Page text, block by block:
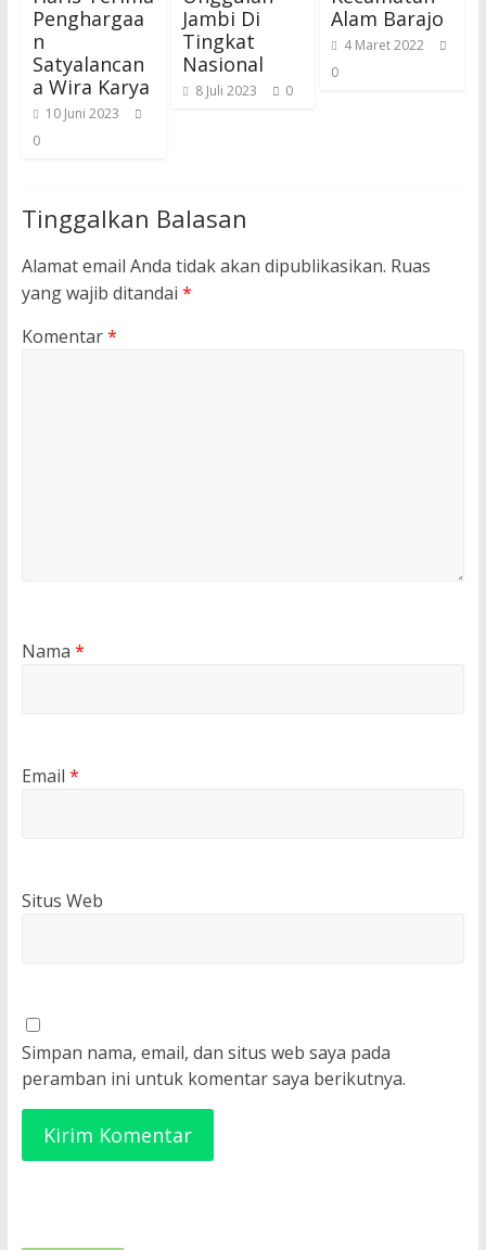
Penghargaa
n
Satyalancan
a Wira Karya
10 Juni 2023
0
Jambi Di
Tingkat
Nasional
8 Juli 2023 0
Alam Barajo
4 Maret 2022
0
Tinggalkan Balasan
Alamat email Anda tidak akan dipublikasikan. Ruas
yang wajib ditandai *
Komentar*
Nama *
Email *
Situs Web
Simpan nama, email, dan situs web saya pada
peramban ini untuk komentar saya berikutnya.